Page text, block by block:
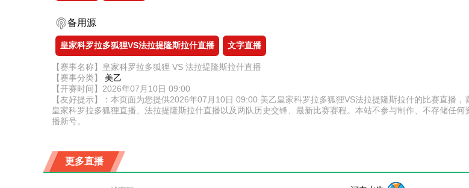
备用源
皇家科罗拉多狐狸VS法拉提隆斯拉什直播 文字直播
【赛事名称】皇家科罗拉多狐狸 VS 法拉提隆斯拉什直播
【赛事分类】 美乙
【开赛时间】2026年07月10日 09:00
【友好提示】：本页面为您提供2026年07月10日 09:00 美乙皇家科罗拉多狐狸VS法拉提隆斯拉什的比赛直播
皇家科罗拉多狐狸直播、法拉提隆斯拉什直播以及两队历史交锋、最新比赛赛程。本站不参与制作、不存储任
播新号。
更多直播